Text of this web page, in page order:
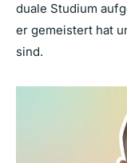
duale Studium
er gemeistert hat
sind.